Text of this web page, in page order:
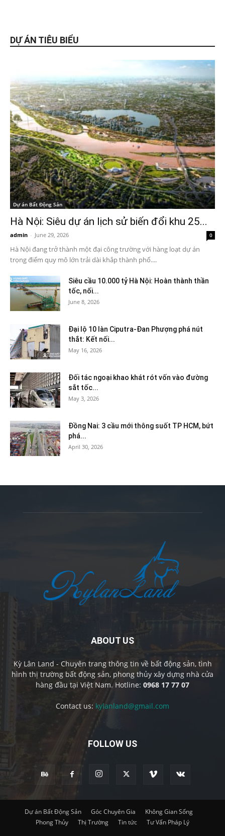
DỰ ÁN TIÊU BIỂU
Dự án Bất Động Sản
Hà Nội: Siêu dự án lịch sử biến đổi khu 25...
admin - June 29, 2026 0
Hà Nội đang trở thành một đại công trường với hàng loạt dự án
trọng điểm quy mô lớn trải dài khắp thành phố....
Siêu cầu 10.000 tỷ Hà Nội: Hoàn thành thần
tốc, nối...
June 8, 2026
Đại lộ 10 làn Ciputra-Đan Phượng phá nút
thắt: Kết nối...
May 16, 2026
Đối tác ngoại khao khát rót vốn vào đường
sắt tốc...
May 3, 2026
Đồng Nai: 3 cầu mới thông suốt TP HCM, bứt
phá...
April 30, 2026
ABOUT US
Kỳ Lân Land - Chuyên trang thông tin về bất động sản, tình
hình thị trường bất động sản, phong thủy xây dựng nhà cửa
hàng đầu tại Việt Nam. Hotline: 0968 17 77 07
Contact us: kylanland@gmail.com
FOLLOW US
Dự án Bất Động Sản Góc Chuyên Gia
Không Gian Sống
Phong Thủy
Thị Trường Tin tức Tư Vấn Pháp Lý